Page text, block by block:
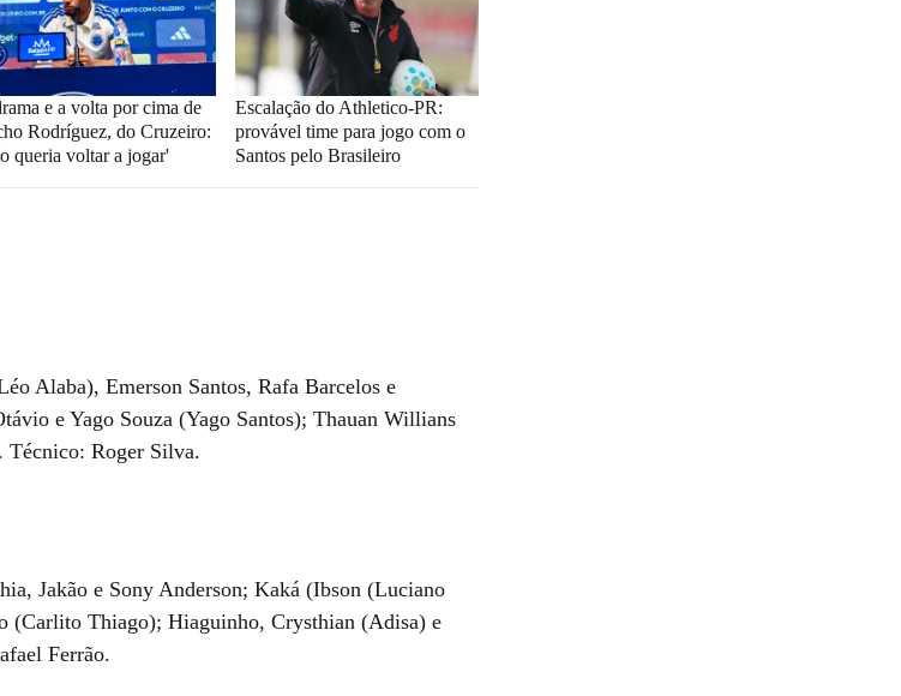
e a volta por cima de
Rodríguez, do Cruzeiro:
queria voltar a jogar'
Escalação do Athletico-PR:
provável time para jogo com o
Santos pelo Brasileiro
Alaba), Emerson Santos, Rafa Barcelos e
e Yago Souza (Yago Santos); Thauan Willians
Roger Silva.
Jakão e Sony Anderson; Kaká (Ibson (Luciano
(Carlito Thiago); Hiaguinho, Crysthian (Adisa) e
Ferrão.